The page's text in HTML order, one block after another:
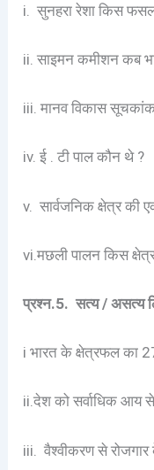
i. सुनहरा रेशा किस
ii. साइमन कमीशन कब
iii. मानव विकास
iv. ई . टी पाल कौन थे ?
v. सार्वजनिक क्षेत्र की
vi.मछली पालन किस
प्रश्न.5. सत्य /
i भारत के क्षेत्रफल का
ii.देश को सर्वाधिक आय
iii. वैश्वीकरण से